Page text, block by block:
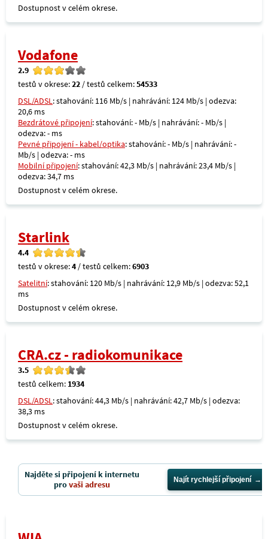
Dostupnost v celém okrese.
Vodafone
2.9
testů v okrese:22 / testů celkem:54533
DSL/ADSL: stahování: 116 Mb/s | nahrávání: 124 Mb/s | odezva:
20,6 ms
Bezdrátové připojení: stahování: - Mb/s | nahrávání: - Mb/s |
odezva: - ms
Pevné připojení - kabel/optika: stahování: - Mb/s | nahrávání: -
Mb/s | odezva: - ms
Mobilní připojení: stahování: 42,3 Mb/s | nahrávání: 23,4 Mb/s |
odezva: 34,7 ms
Dostupnost v celém okrese.
Starlink
4.4
testů v okrese:4 / testů celkem:6903
Satelitní: stahování: 120 Mb/s | nahrávání: 12,9 Mb/s | odezva: 52,1
ms
Dostupnost v celém okrese.
CRA.cz - radiokomunikace
3.5
testů celkem: 1934
DSL/ADSL: stahování: 44,3 Mb/s | nahrávání: 42,7 Mb/s | odezva:
38,3 ms
Dostupnost v celém okrese.
Najděte si připojení k internetu
provaši adresu Najít rychlejší připojení